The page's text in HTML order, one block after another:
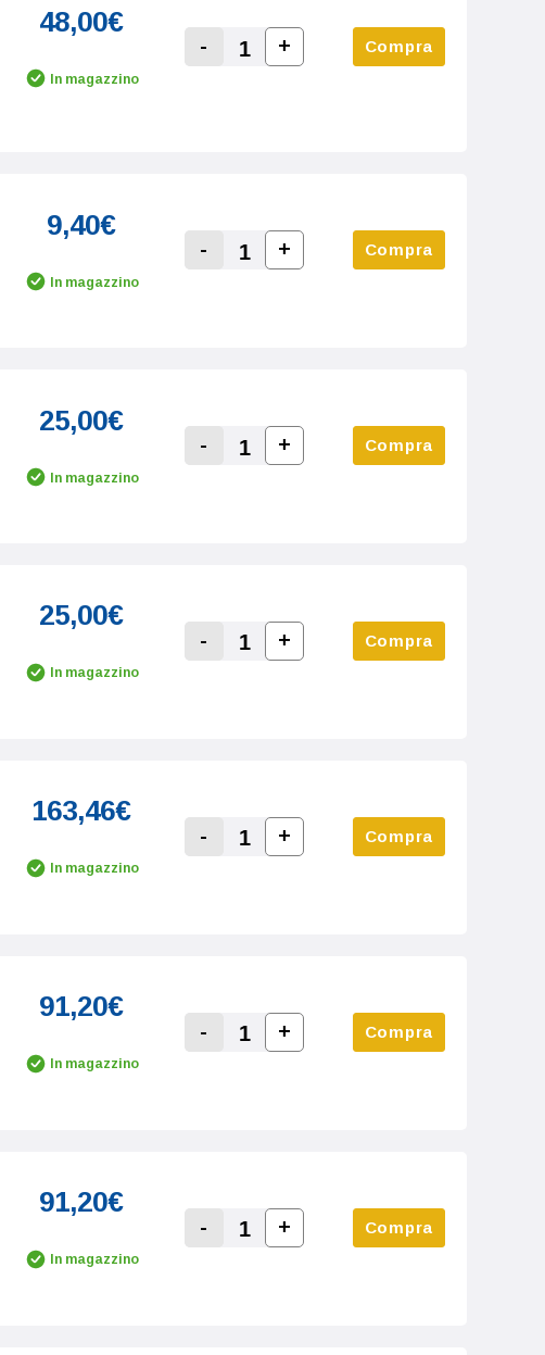
48,00€
In magazzino Decrease Quantity:
-
Increase Quantity:
+ Compra
9,40€
In magazzino Decrease Quantity:
-
Increase Quantity:
+ Compra
25,00€
In magazzino Decrease Quantity:
-
Increase Quantity:
+ Compra
25,00€
In magazzino Decrease Quantity:
-
Increase Quantity:
+ Compra
163,46€
In magazzino Decrease Quantity:
-
Increase Quantity:
+ Compra
91,20€
In magazzino Decrease Quantity:
-
Increase Quantity:
+ Compra
91,20€
In magazzino Decrease Quantity:
-
Increase Quantity:
+ Compra